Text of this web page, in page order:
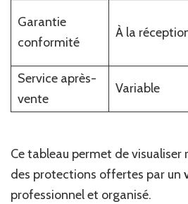
Garantie
conformité
À la
Service après-
vente
Variable
Ce tableau permet de visualiser
des protections offertes par un
professionnel et organisé.